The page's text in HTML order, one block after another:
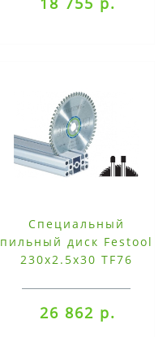
Специальный
пильный диск Festool
230x2.5x30 TF76
26 862 р.